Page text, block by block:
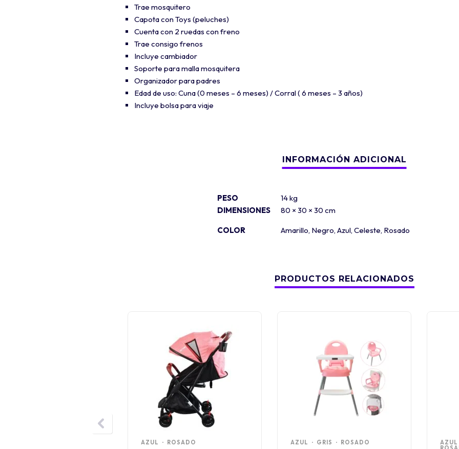
Trae mosquitero
Capota con Toys (peluches)
Cuenta con 2 ruedas con freno
Trae consigo frenos
Incluye cambiador
Soporte para malla mosquitera
Organizador para padres
Edad de uso: Cuna (0 meses – 6 meses) / Corral ( 6 meses – 3 años)
Incluye bolsa para viaje
PESO
14 kg
DIMENSIONES
80 × 30 × 30 cm
COLOR Amarillo, Negro, Azul, Celeste, Rosado
PRODUCTOS RELACIONADOS
AZUL ROSADO AZUL GRIS ROSADO AZUL